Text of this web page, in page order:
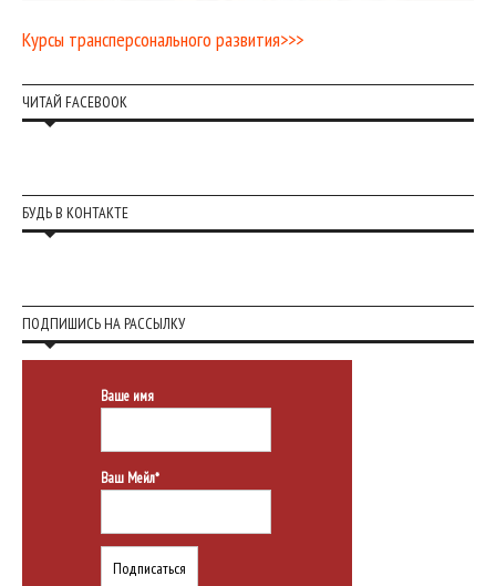
Курсы трансперсонального развития>>>
ЧИТАЙ FACEBOOK
БУДЬ В КОНТАКТЕ
ПОДПИШИСЬ НА РАССЫЛКУ
Ваше имя
Ваш Мейл*